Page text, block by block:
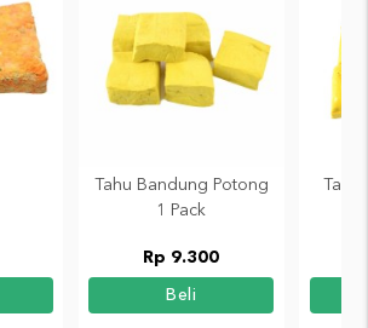
Tahu Bandung Potong
1 Pack
Rp 9.300
Beli